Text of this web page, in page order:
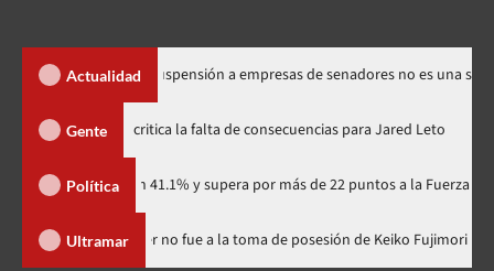
Actualidad
Santos dice suspensión a empresas de senadores no es una sanción
Gente
Directora de documental critica la falta de consecuencias para Jared
Política
con 41.1% y supera por más de 22 puntos a la Fuerza del Pueblo
Ultramar Luis Abinader no fue a la toma de posesión de Keiko